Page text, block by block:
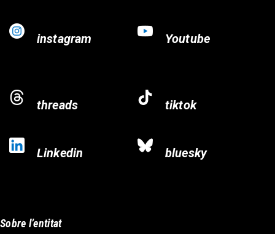
instagram Youtube
threads tiktok
Linkedin bluesky
Sobre l’entitat